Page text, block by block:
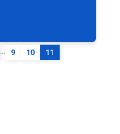
… 9 10 11